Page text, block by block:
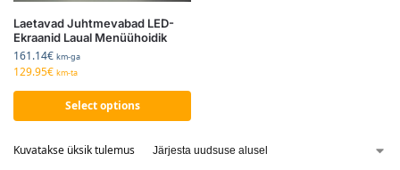
Laetavad Juhtmevabad LED-
Ekraanid Laual Menüühoidik
161.14€ km-ga
129.95€ km-ta
Select options
Kuvatakse üksik tulemus